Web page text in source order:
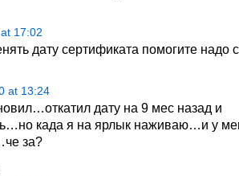
17:02
дату сертификата помогите надо
at 13:24
дату на 9 мес назад и
када я на ярлык наживаю…и у
за?